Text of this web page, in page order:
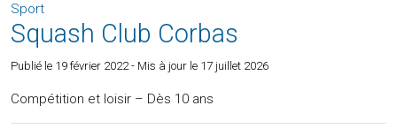
Sport
Squash Club Corbas
Publié le 19 février 2022- Mis à jour le 17 juillet 2026
Compétition et loisir – Dès 10 ans